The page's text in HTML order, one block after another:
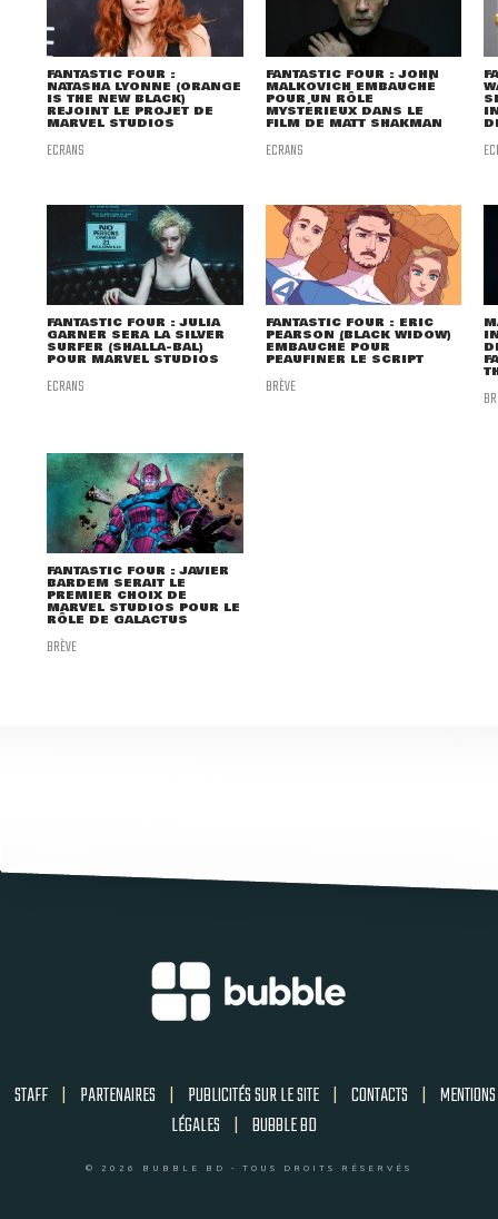
FANTASTIC FOUR :
NATASHA LYONNE (ORANGE
IS THE NEW BLACK)
REJOINT LE PROJET DE
MARVEL STUDIOS
ECRANS
FANTASTIC FOUR : JOHN
MALKOVICH EMBAUCHÉ
POUR UN RÔLE
MYSTÉRIEUX DANS LE
FILM DE MATT SHAKMAN
ECRANS
FANTASTIC FOUR : JULIA
GARNER SERA LA SILVER
SURFER (SHALLA-BAL)
POUR MARVEL STUDIOS
ECRANS
FANTASTIC FOUR : ERIC
PEARSON (BLACK WIDOW)
EMBAUCHÉ POUR
PEAUFINER LE SCRIPT
BRÈVE
FANTASTIC FOUR : JAVIER
BARDEM SERAIT LE
PREMIER CHOIX DE
MARVEL STUDIOS POUR LE
RÔLE DE GALACTUS
BRÈVE
STAFF | PARTENAIRES | PUBLICITÉS SUR LE SITE | CONTACTS | MENTIONS
LÉGALES | BUBBLE BD
© 2026 BUBBLE BD - TOUS DROITS RÉSERVÉS